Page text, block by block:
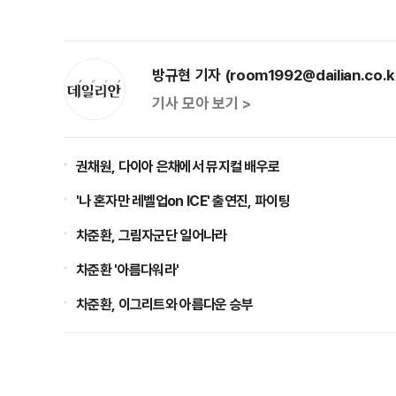
방규현 기자
기사 모아 보기 >
권채원, 다이아 은채에서 뮤지컬 배우로
'나 혼자만 레벨업on ICE' 출연진, 파이팅
차준환, 그림자군단 일어나라
차준환 '아름다워라'
차준환, 이그리트와 아름다운 승부